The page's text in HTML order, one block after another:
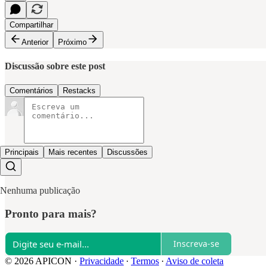
Compartilhar
Anterior
Próximo
Discussão sobre este post
Comentários Restacks
Principais Mais recentes Discussões
Nenhuma publicação
Pronto para mais?
Inscreva-se
© 2026 APICON · Privacidade ∙ Termos ∙ Aviso de coleta